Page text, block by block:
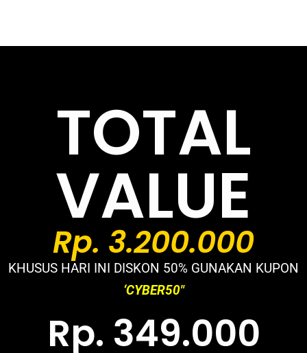
TOTAL
VALUE
Rp. 3.200.000
KHUSUS HARI INI DISKON 50% GUNAKAN KUPON
‘CYBER50″
Rp. 349.000